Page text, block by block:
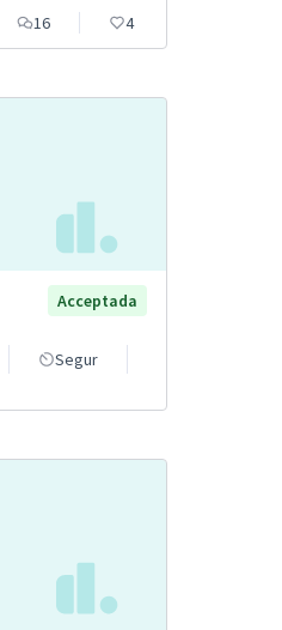
16 4
Acceptada
Segur